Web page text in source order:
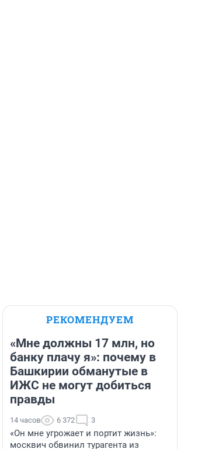
РЕКОМЕНДУЕМ
«Мне должны 17 млн, но
банку плачу я»: почему в
Башкирии обманутые в
ИЖС не могут добиться
правды
14 часов 6 372 3
«Он мне угрожает и портит жизнь»:
москвич обвинил турагента из